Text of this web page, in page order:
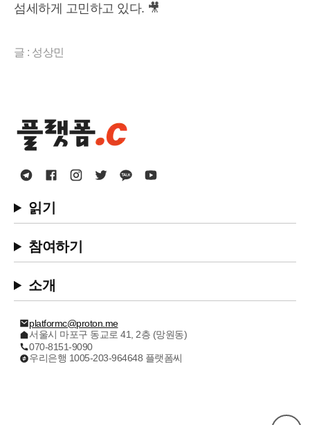
섬세하게 고민하고 있다. 🎥
글 : 성상민
읽기
참여하기
소개
platformc@proton.me
서울시 마포구 동교로 41, 2층 (망원동)
070-8151-9090
우리은행 1005-203-964648 플랫폼씨